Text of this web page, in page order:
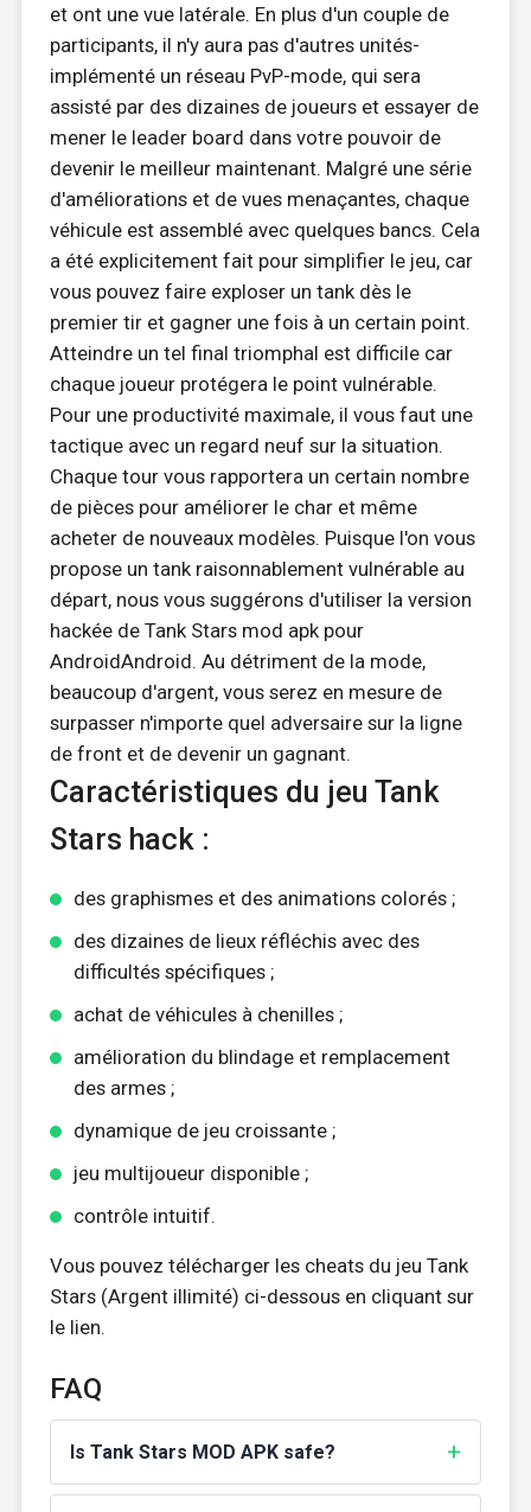
et ont une vue latérale. En plus d'un couple de
participants, il n'y aura pas d'autres unités-
implémenté un réseau PvP-mode, qui sera
assisté par des dizaines de joueurs et essayer de
mener le leader board dans votre pouvoir de
devenir le meilleur maintenant. Malgré une série
d'améliorations et de vues menaçantes, chaque
véhicule est assemblé avec quelques bancs. Cela
a été explicitement fait pour simplifier le jeu, car
vous pouvez faire exploser un tank dès le
premier tir et gagner une fois à un certain point.
Atteindre un tel final triomphal est difficile car
chaque joueur protégera le point vulnérable.
Pour une productivité maximale, il vous faut une
tactique avec un regard neuf sur la situation.
Chaque tour vous rapportera un certain nombre
de pièces pour améliorer le char et même
acheter de nouveaux modèles. Puisque l'on vous
propose un tank raisonnablement vulnérable au
départ, nous vous suggérons d'utiliser la version
hackée de Tank Stars mod apk pour
AndroidAndroid. Au détriment de la mode,
beaucoup d'argent, vous serez en mesure de
surpasser n'importe quel adversaire sur la ligne
de front et de devenir un gagnant.
Caractéristiques du jeu Tank
Stars hack :
des graphismes et des animations colorés ;
des dizaines de lieux réfléchis avec des
difficultés spécifiques ;
achat de véhicules à chenilles ;
amélioration du blindage et remplacement
des armes ;
dynamique de jeu croissante ;
jeu multijoueur disponible ;
contrôle intuitif.
Vous pouvez télécharger les cheats du jeu Tank
Stars (Argent illimité) ci-dessous en cliquant sur
le lien.
FAQ
Is Tank Stars MOD APK safe?